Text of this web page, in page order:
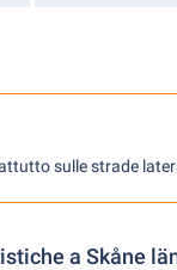
sulle strade
a Skåne